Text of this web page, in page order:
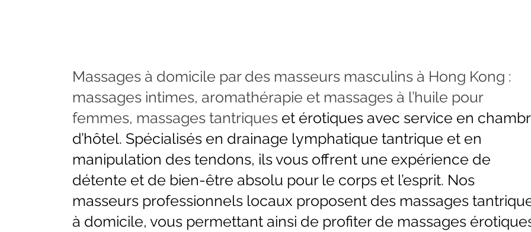
Massages à domicile par des masseurs masculins à Hong Kong :
massages intimes, aromathérapie et massages à l’huile pour
femmes, massages tantriques et érotiques avec service en
d’hôtel. Spécialisés en drainage lymphatique tantrique et en
manipulation des tendons, ils vous offrent une expérience de
détente et de bien-être absolu pour le corps et l’esprit. Nos
masseurs professionnels locaux proposent des massages
à domicile, vous permettant ainsi de profiter de massages